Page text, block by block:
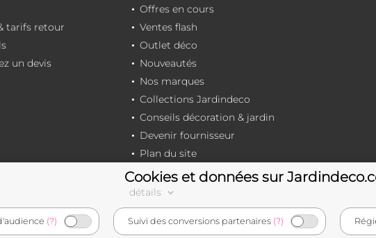
tarifs retour
un devis
Offres en cours
Ventes flash
Outlet déco
Nouveautés
Nos marques
Collections Jardindeco
Conseils décoration & jardin
Devenir fournisseur
Plan du site
e-commerçant français
Cookies et données sur
détails
(?) Suivi des conversions partenaires (?)